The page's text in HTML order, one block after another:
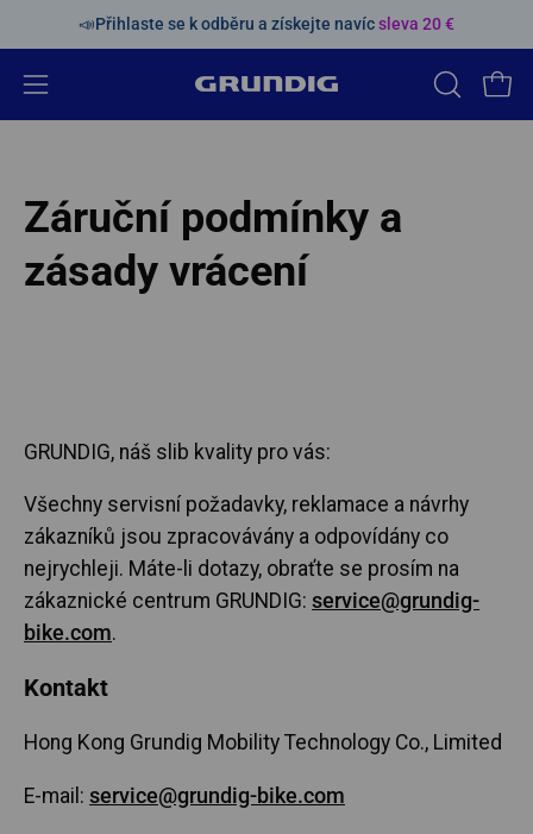
obsah
📣Přihlaste se k odběru a získejte navícsleva 20 €
Otevřete
OTEVŘETE
Záruční podmínky a
zásady vrácení
GRUNDIG, náš slib kvality pro vás:
Všechny servisní požadavky, reklamace a návrhy
zákazníků jsou zpracovávány a odpovídány co
nejrychleji. Máte-li dotazy, obraťte se prosím na
zákaznické centrum GRUNDIG: service@grundig-
bike.com.
Kontakt
Hong Kong Grundig Mobility Technology Co., Limited
E-mail: service@grundig-bike.com